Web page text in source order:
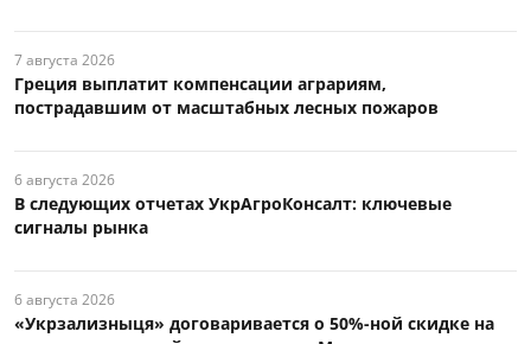
7 августа 2026
Греция выплатит компенсации аграриям,
пострадавшим от масштабных лесных пожаров
6 августа 2026
В следующих отчетах УкрАгроКонсалт: ключевые
сигналы рынка
6 августа 2026
«Укрзализныця» договаривается о 50%-ной скидке на